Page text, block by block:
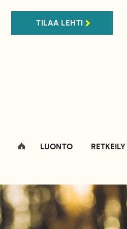
TILAA LEHTI
LUONTO RETKEILY